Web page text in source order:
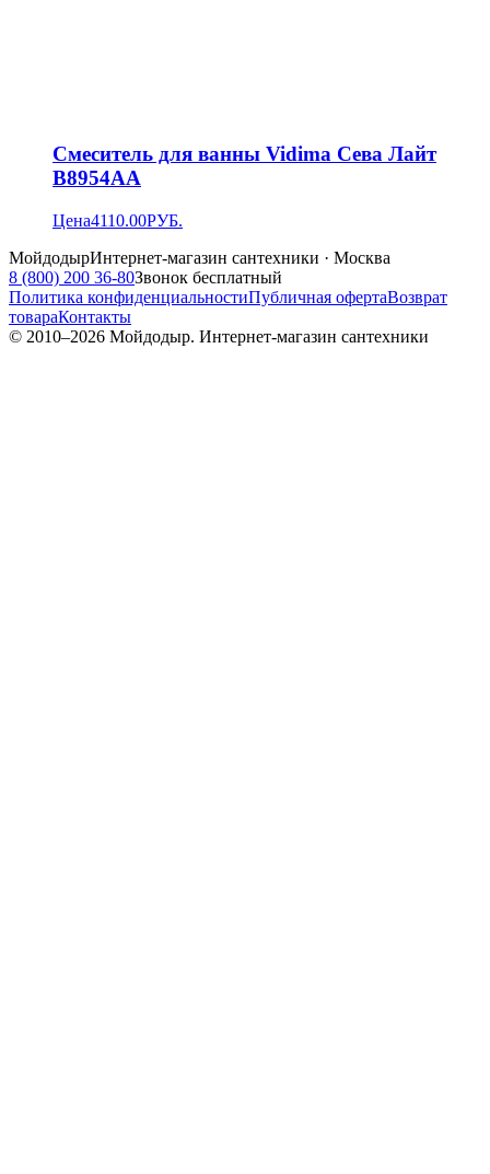
Смеситель для ванны Vidima Сева Лайт
B8954AA
Цена4110.00РУБ.
МойдодырИнтернет-магазин сантехники · Москва
8 (800) 200 36-80Звонок бесплатный
Политика конфиденциальностиПубличная офертаВозврат
товараКонтакты
© 2010–2026 Мойдодыр. Интернет-магазин сантехники